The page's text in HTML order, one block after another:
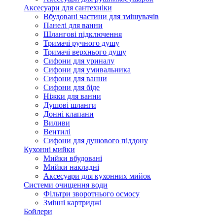
Аксесуари для сантехніки
Вбудовані частини для змішувачів
Панелі для ванни
Шлангові підключення
Тримачі ручного душу
Тримачі верхнього душу
Сифони для уриналу
Сифони для умивальника
Сифони для ванни
Сифони для біде
Ніжки для ванни
Душові шланги
Донні клапани
Виливи
Вентилі
Сифони для душового піддону
Кухонні мийки
Мийки вбудовані
Мийки накладні
Аксесуари для кухонних мийок
Системи очищення води
Фільтри зворотнього осмосу
Змінні картриджі
Бойлери